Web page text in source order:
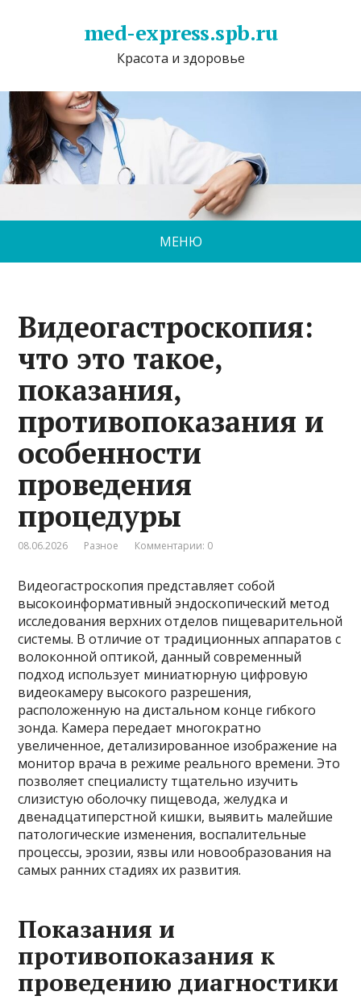
med-express.spb.ru
Красота и здоровье
МЕНЮ
Видеогастроскопия:
что это такое,
показания,
противопоказания и
особенности
проведения
процедуры
08.06.2026 Разное Комментарии: 0
Видеогастроскопия представляет собой
высокоинформативный эндоскопический метод
исследования верхних отделов пищеварительной
системы. В отличие от традиционных аппаратов с
волоконной оптикой, данный современный
подход использует миниатюрную цифровую
видеокамеру высокого разрешения,
расположенную на дистальном конце гибкого
зонда. Камера передает многократно
увеличенное, детализированное изображение на
монитор врача в режиме реального времени. Это
позволяет специалисту тщательно изучить
слизистую оболочку пищевода, желудка и
двенадцатиперстной кишки, выявить малейшие
патологические изменения, воспалительные
процессы, эрозии, язвы или новообразования на
самых ранних стадиях их развития.
Показания и
противопоказания к
проведению диагностики